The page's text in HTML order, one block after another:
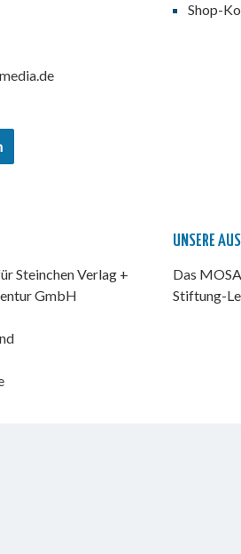
Shop-
Steinchen Verlag +
GmbH
UNSERE
Das
Stiftung-